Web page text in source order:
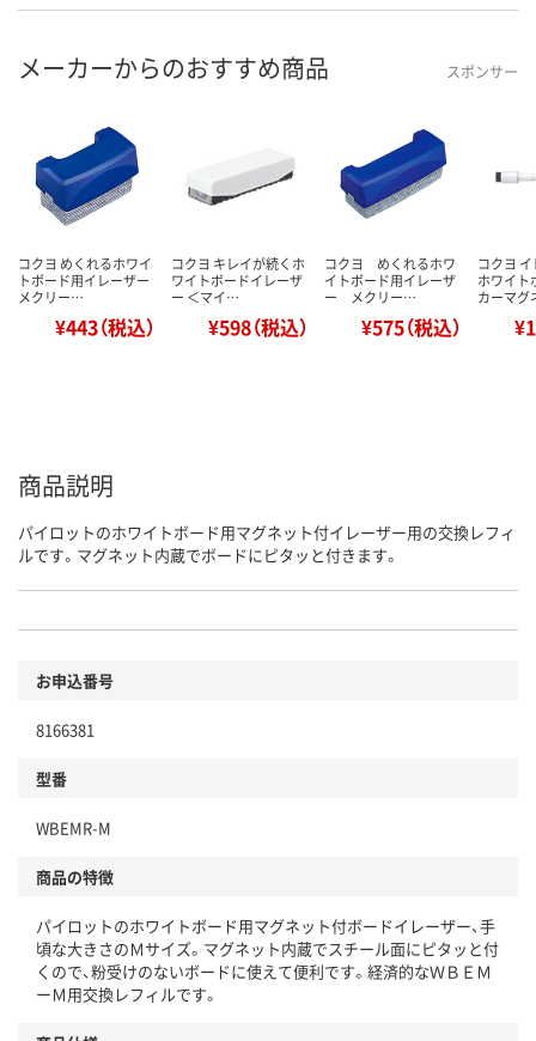
メーカーからのおすすめ商品 スポンサー
コクヨ めくれるホワイ
トボード用イレーザー
メクリー…
¥443（税込）
コクヨ キレイが続くホ
ワイトボードイレーザ
ー ＜マイ…
¥598（税込）
コクヨ めくれるホワ
イトボード用イレーザ
ー メクリー…
¥575（税込）
コクヨ
ホワイト
カーマ
商品説明
パイロットのホワイトボード用マグネット付イレーザー用の交換レフィ
ルです。マグネット内蔵でボードにピタッと付きます。
お申込番号
8166381
型番
WBEMR-M
商品の特徴
パイロットのホワイトボード用マグネット付ボードイレーザー、手
頃な大きさのＭサイズ。マグネット内蔵でスチール面にピタッと付
くので、粉受けのないボードに使えて便利です。経済的なＷＢＥＭ
ーＭ用交換レフィルです。